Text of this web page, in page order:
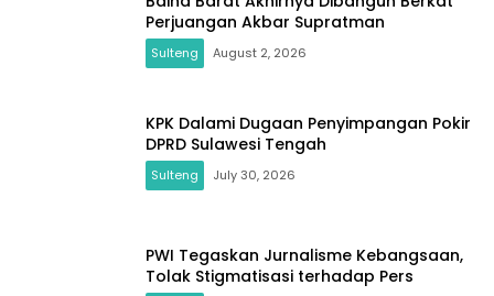
Perjuangan Akbar Supratman
Sulteng August 2, 2026
KPK Dalami Dugaan Penyimpangan Pokir
DPRD Sulawesi Tengah
Sulteng July 30, 2026
PWI Tegaskan Jurnalisme Kebangsaan,
Tolak Stigmatisasi terhadap Pers